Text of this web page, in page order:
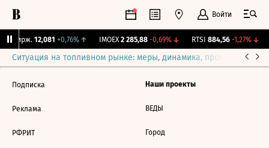
Войти
Бирж. 12,081 +0,76%↑ IMOEX 2 285,88 -0,69%↓ RTSI 884,56 -1,27%↓
Ситуация на топливном рынке: меры, динамика, прогнозы
Подписка
Реклама
РФРИТ
Наши проекты
ВЕДЫ
Город